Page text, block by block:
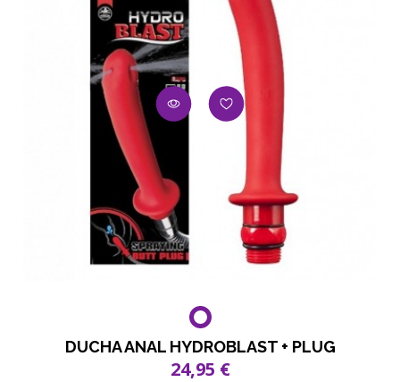
DUCHA ANAL HYDROBLAST + PLUG
24,95 €